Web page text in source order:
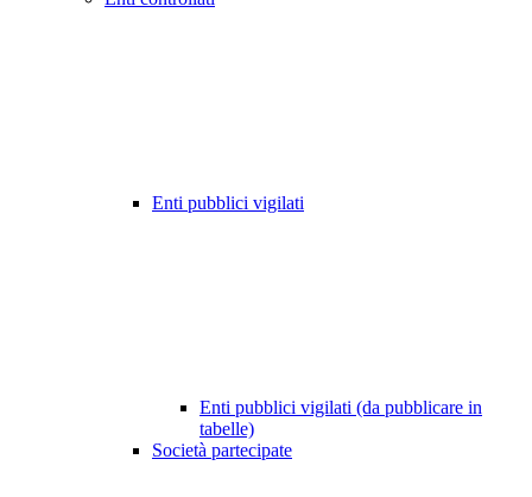
Enti pubblici vigilati
Enti pubblici vigilati (da pubblicare in
tabelle)
Società partecipate